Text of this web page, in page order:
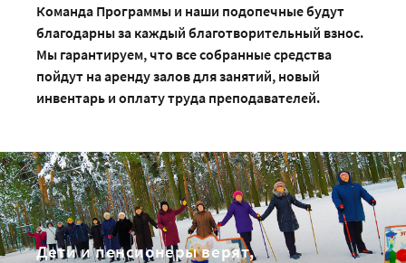
Команда Программы и наши подопечные будут
благодарны за каждый благотворительный взнос.
Мы гарантируем, что все собранные средства
пойдут на аренду залов для занятий, новый
инвентарь и оплату труда преподавателей.
Дети и пенсионеры верят,